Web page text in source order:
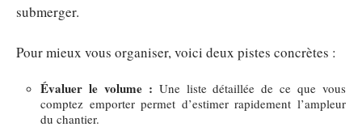
submerger.
Pour mieux vous organiser, voici deux pistes concrètes :
Évaluer le volume : Une liste détaillée de ce que vous
comptez emporter permet d’estimer rapidement l’ampleur
du chantier.